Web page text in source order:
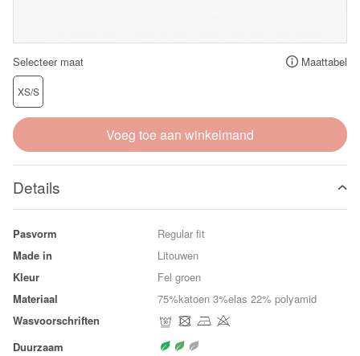
Selecteer maat Maattabel
XS/S
Voeg toe aan winkelmand
Details
Pasvorm
Regular fit
Made in
Litouwen
Kleur
Fel groen
Materiaal
75%katoen 3%elas 22% polyamid
Wasvoorschriften
Duurzaam